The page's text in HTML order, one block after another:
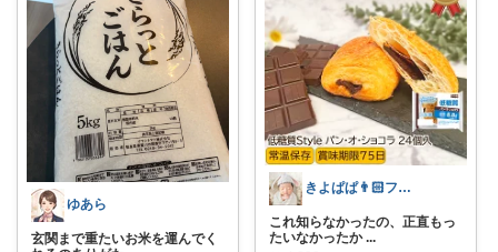
ゆあら
玄関まで重たいお米を運んでく
きよぱぱ👨🏻フォロワー様から経由購入
これ知らなかったの、正直もっ
たいなかったか ...